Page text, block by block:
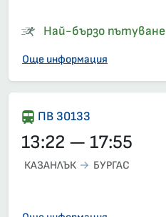
Най-бързо пътуване
Още информация
ПВ 30133
13:22 — 17:55
КАЗАНЛЪК БУРГАС